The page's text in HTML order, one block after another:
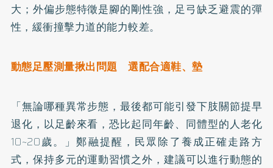
大；外偏步態特徵是腳的剛性強，足弓缺乏避震的彈
性，緩衝撞擊力道的能力較差。
動態足壓測量揪出問題 選配合適鞋、墊
「無論哪種異常步態，最後都可能引發下肢關節提早
退化，以足齡來看，恐比起同年齡、同體型的人老化
10~20歲。」鄭融提醒，民眾除了養成正確走路方
式，保持多元的運動習慣之外，建議可以進行動態的